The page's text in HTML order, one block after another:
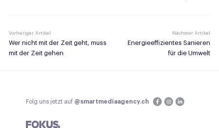
Vorheriger Artikel
Wer nicht mit der Zeit geht, muss
mit der Zeit gehen
Nächster Artikel
Energieeffizientes Sanieren
für die Umwelt
Folg uns jetzt auf @smartmediaagency.ch